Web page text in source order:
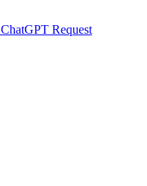
ChatGPT Request